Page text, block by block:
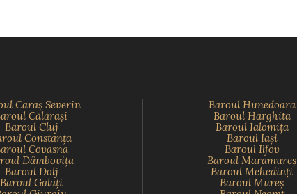
Caraş Severin
Călăraşi
Baroul Cluj
Constanţa
Covasna
Dâmboviţa
Baroul Dolj
Baroul Galaţi
Baroul Hunedoara
Baroul Harghita
Baroul Ialomiţa
Baroul Iaşi
Baroul Ilfov
Baroul Maramureş
Baroul Mehedinţi
Baroul Mureş